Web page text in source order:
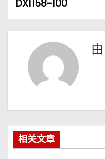
DX1158-100
由
相关文章